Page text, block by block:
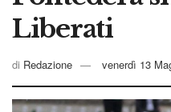
Liberati
di Redazione venerdì 13